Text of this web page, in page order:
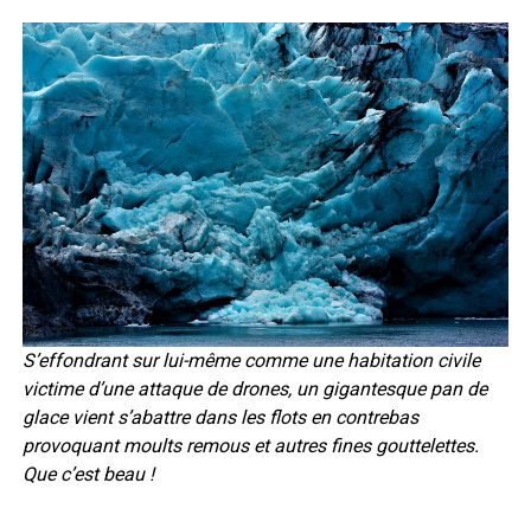
S’effondrant sur lui-même comme une habitation civile
victime d’une attaque de drones, un gigantesque pan de
glace vient s’abattre dans les flots en contrebas
provoquant moults remous et autres fines gouttelettes.
Que c’est beau !